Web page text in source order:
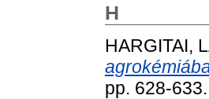
H
HARGITAI,
pp. 628-